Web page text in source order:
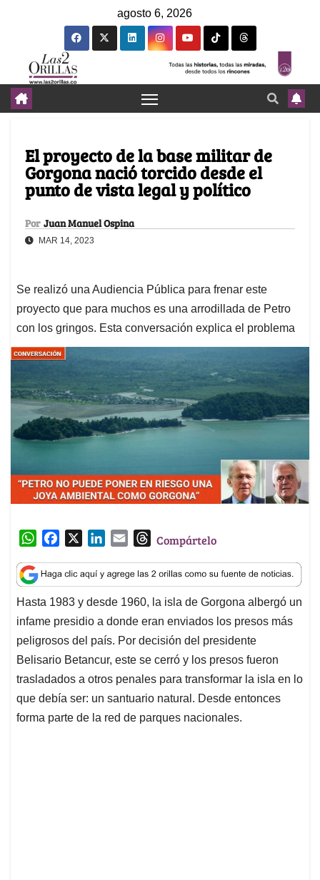
agosto 6, 2026
El proyecto de la base militar de
Gorgona nació torcido desde el
punto de vista legal y político
Por Juan Manuel Ospina
MAR 14, 2023
Se realizó una Audiencia Pública para frenar este
proyecto que para muchos es una arrodillada de Petro
con los gringos. Esta conversación explica el problema
W
a
t
s
A
p
p
c
e
b
o
o
k
n
k
e
d
I
n
a
i
l
T
r
e
a
d
s
Compártelo
Hasta 1983 y desde 1960, la isla de Gorgona albergó un
infame presidio a donde eran enviados los presos más
peligrosos del país. Por decisión del presidente
Belisario Betancur, este se cerró y los presos fueron
trasladados a otros penales para transformar la isla en lo
que debía ser: un santuario natural. Desde entonces
forma parte de la red de parques nacionales.